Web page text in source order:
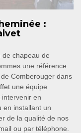
:
de chapeau de
une référence
Comberouger dans
une équipe
en
en installant un
de la qualité de nos
ou par téléphone.